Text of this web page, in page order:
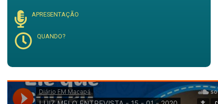
APRESENTAÇÃO
QUANDO?